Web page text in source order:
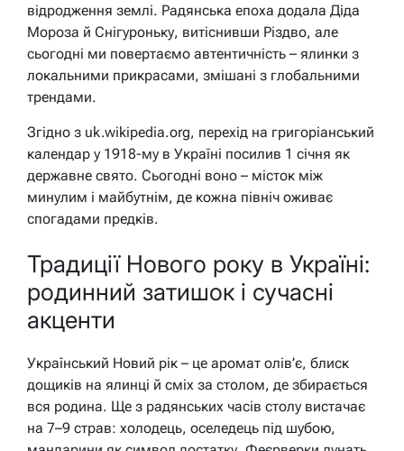
відродження землі. Радянська епоха додала Діда
Мороза й Снігуроньку, витіснивши Різдво, але
сьогодні ми повертаємо автентичність – ялинки з
локальними прикрасами, змішані з глобальними
трендами.
Згідно з uk.wikipedia.org, перехід на григоріанський
календар у 1918-му в Україні посилив 1 січня як
державне свято. Сьогодні воно – місток між
минулим і майбутнім, де кожна північ оживає
спогадами предків.
Традиції Нового року в Україні:
родинний затишок і сучасні
акценти
Український Новий рік – це аромат олів’є, блиск
дощиків на ялинці й сміх за столом, де збирається
вся родина. Ще з радянських часів столу вистачає
на 7–9 страв: холодець, оселедець під шубою,